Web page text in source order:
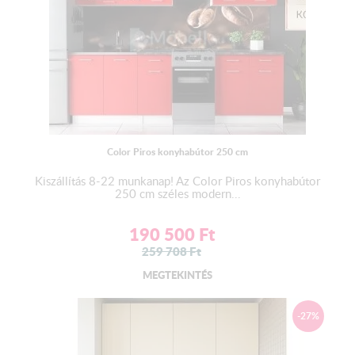
4.000 Ft – 8.000 Ft között változhat, és akár 25.000 Ft – 65.000
Ft is lehet, attól függően, hogy milyen típusú és mennyire
részletes a csomagolás. A szállítás zárt teherautóval, plédekkel
történik. Átvételkor kérjük, ellenőrizze a terméket, és ha sérülést
észlel, azt jelezze azonnal. A magasfényű termékek vékony
Color Piros konyhabútor 250 cm
Kiszállítás 8-22 munkanap! Az Color Piros konyhabútor
250 cm széles modern...
190 500 Ft
259 708Ft
MEGTEKINTÉS
-27%